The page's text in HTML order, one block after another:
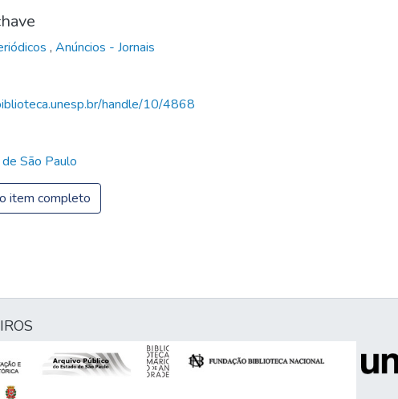
, Anúncios - Jornais
handle/10/4868
São Paulo
item completo